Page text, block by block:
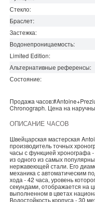
Стекло:
Браслет:
Застежка:
Водонепроницаемость:
Limited Edition:
Альтернативные референсы:
Состояние:
Продажа часов:
Chronograph. Цена на
ОПИСАНИЕ ЧАСОВ
Швейцарская мастерская
производитель точных
часы с функцией хронографа
из одного из самых
нержавеющей стали. Его
механика с автоматическим
хода - 42 часа, уровень
секундами, отображается на
выполненном в цветах
Водостойкость корпуса - 30